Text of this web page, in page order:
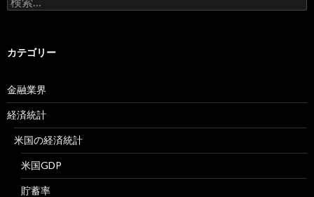
索:
カテゴリー
金融業界
経済統計
米国の経済統計
米国GDP
貯蓄率